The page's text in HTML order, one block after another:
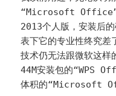
“Microsoft Office”
2013个人版，安装后
表下它的专业性终究差
技术仍无法跟微软这样
44M安装包的“WPS
体积的“Microsoft